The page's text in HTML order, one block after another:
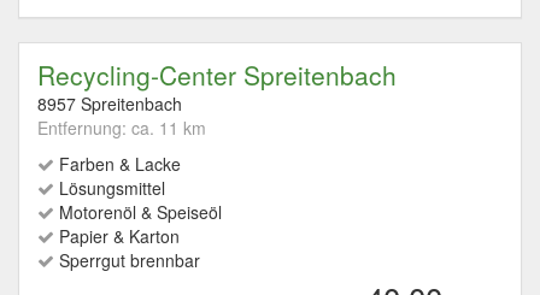
Recycling-Center Spreitenbach
8957 Spreitenbach
Entfernung: ca. 11 km
Farben & Lacke
Lösungsmittel
Motorenöl & Speiseöl
Papier & Karton
Sperrgut brennbar